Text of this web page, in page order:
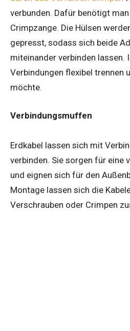
verbunden. Dafür benötigt
Crimpzange. Die Hülsen
gepresst, sodass sich beide
miteinander verbinden lassen.
Verbindungen flexibel trennen
möchte.
Verbindungsmuffen
Erdkabel lassen sich mit
verbinden. Sie sorgen für eine
und eignen sich für den
Montage lassen sich die
Verschrauben oder Crimpen